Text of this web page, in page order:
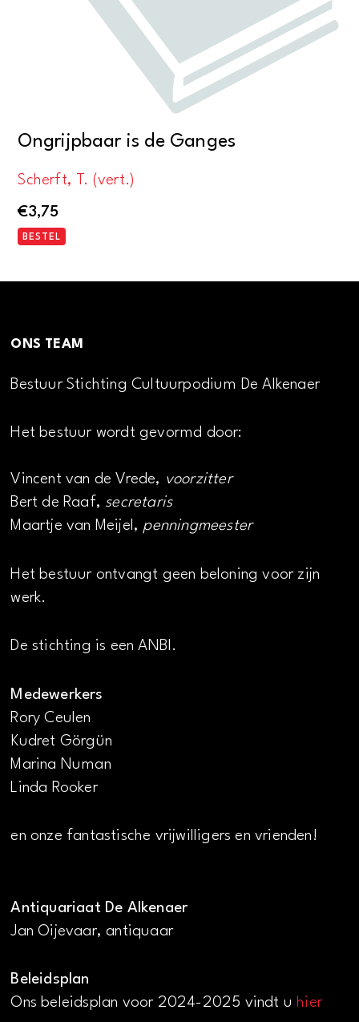
Ongrijpbaar is de Ganges
Scherft, T. (vert.)
€3,75
BESTEL
ONS TEAM
Bestuur Stichting Cultuurpodium De Alkenaer
Het bestuur wordt gevormd door:
Vincent van de Vrede, voorzitter
Bert de Raaf, secretaris
Maartje van Meijel, penningmeester
Het bestuur ontvangt geen beloning voor zijn
werk.
De stichting is een ANBI.
Medewerkers
Rory Ceulen
Kudret Görgün
Marina Numan
Linda Rooker
en onze fantastische vrijwilligers en vrienden!
Antiquariaat De Alkenaer
Jan Oijevaar, antiquaar
Beleidsplan
Ons beleidsplan voor 2024-2025 vindt uhier